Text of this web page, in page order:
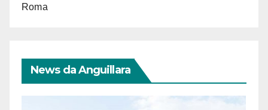
Roma
News da Anguillara